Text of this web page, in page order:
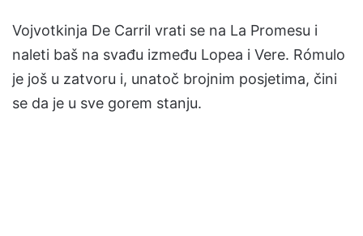
Vojvotkinja De Carril vrati se na La Promesu i
naleti baš na svađu između Lopea i Vere. Rómulo
je još u zatvoru i, unatoč brojnim posjetima, čini
se da je u sve gorem stanju.